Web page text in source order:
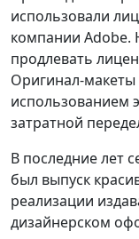
использовали
компании Adobe.
продлевать
Оригинал-
использованием
затратной
В последние лет
был выпуск
реализации
дизайнерском